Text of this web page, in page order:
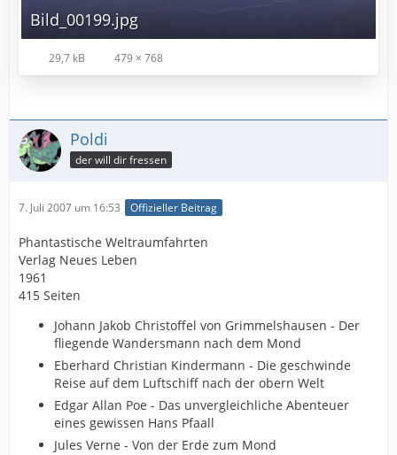
Bild_00199.jpg
29,7 kB 479 × 768
Poldi
der will dir fressen
7. Juli 2007 um 16:53 Offizieller Beitrag
Phantastische Weltraumfahrten
Verlag Neues Leben
1961
415 Seiten
Johann Jakob Christoffel von Grimmelshausen - Der
fliegende Wandersmann nach dem Mond
Eberhard Christian Kindermann - Die geschwinde
Reise auf dem Luftschiff nach der obern Welt
Edgar Allan Poe - Das unvergleichliche Abenteuer
eines gewissen Hans Pfaall
Jules Verne - Von der Erde zum Mond